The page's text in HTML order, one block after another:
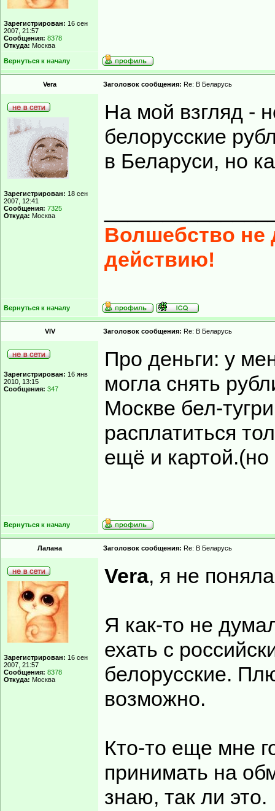
Зарегистрирован: 16 сен
2007, 21:57
Сообщения: 8378
Откуда: Москва
Вернуться к началу
Vera Заголовок сообщения: Re: В Беларусь
Зарегистрирован: 18 сен
2007, 12:41
Сообщения: 7325
Откуда: Москва
На мой взгляд -
белорусские
в Беларуси, но
Волшебство не
действию!
Вернуться к началу
VIV Заголовок сообщения: Re: В Беларусь
Зарегистрирован: 16 янв
2010, 13:15
Сообщения: 347
Про деньги: у
могла снять
Москве бел-
расплатиться
ещё и картой.(но
Вернуться к началу
Лалана Заголовок сообщения: Re: В Беларусь
Зарегистрирован: 16 сен
2007, 21:57
Сообщения: 8378
Откуда: Москва
Vera, я не
Я как-то не
ехать с
белорусские.
возможно.
Кто-то еще мне
принимать на
знаю, так ли это.